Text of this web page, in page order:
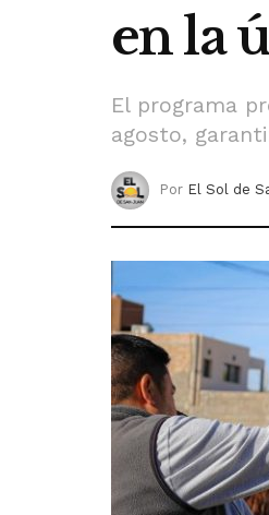
en la
El programa
agosto,
Por El Sol de